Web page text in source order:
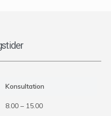
Konsultation
8.00 – 15.00